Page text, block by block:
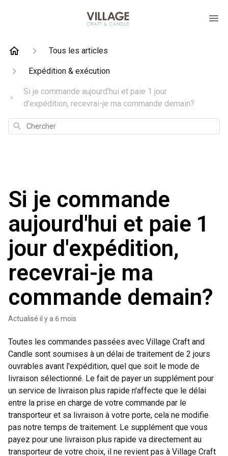
Tous les articles
Expédition & exécution
Si je commande aujourd'hui et paie 1 jour
d'expédition, recevrai-je ma commande demain?
Chercher
Si je commande
aujourd'hui et paie 1
jour d'expédition,
recevrai-je ma
commande demain?
Actualisé il y a 6 mois
Toutes les commandes passées avec Village Craft and
Candle sont soumises à un délai de traitement de 2 jours
ouvrables avant l'expédition, quel que soit le mode de
livraison sélectionné. Le fait de payer un supplément pour
un service de livraison plus rapide n'affecte que le délai
entre la prise en charge de votre commande par le
transporteur et sa livraison à votre porte, cela ne modifie
pas notre temps de traitement. Le supplément que vous
payez pour une livraison plus rapide va directement au
transporteur de votre choix, il ne revient pas à Village Craft